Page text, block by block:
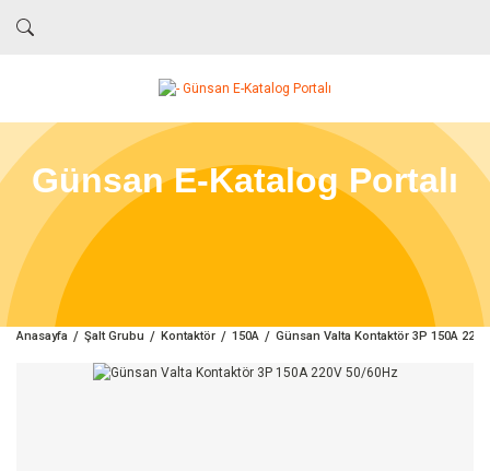
Günsan E-Katalog Portalı
Anasayfa Şalt Grubu Kontaktör 150A Günsan Valta Kontaktör 3P 150A